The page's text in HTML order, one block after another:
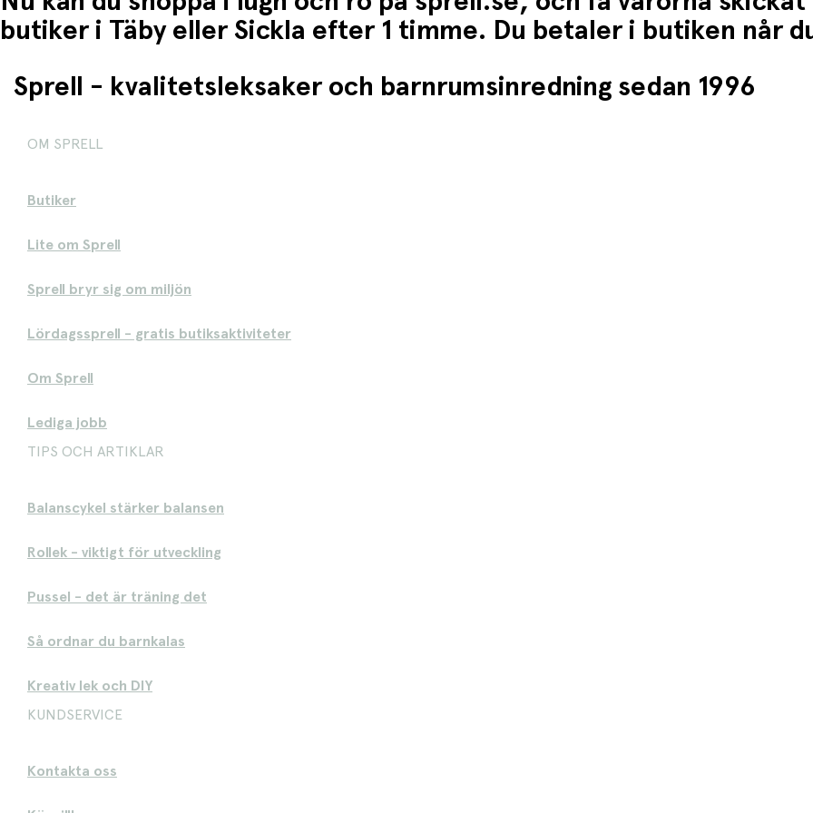
butiker i Täby eller Sickla efter 1 timme. Du betaler i butiken når
Sprell - kvalitetsleksaker och barnrumsinredning sedan 1996
OM SPRELL
Butiker
Lite om Sprell
Sprell bryr sig om miljön
Lördagssprell - gratis butiksaktiviteter
Om Sprell
Lediga jobb
TIPS OCH ARTIKLAR
Balanscykel stärker balansen
Rollek - viktigt för utveckling
Pussel - det är träning det
Så ordnar du barnkalas
Kreativ lek och DIY
KUNDSERVICE
Kontakta oss